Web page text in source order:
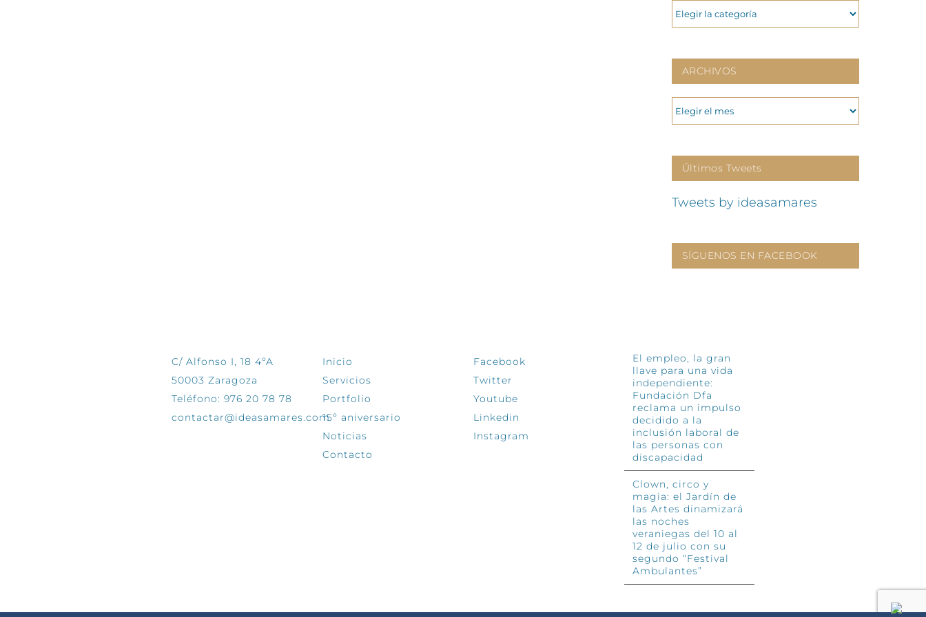
CATEGORIAS
ARCHIVOS
ARCHIVOS
Últimos Tweets
Tweets by ideasamares
SÍGUENOS EN FACEBOOK
C/ Alfonso I, 18 4ºA
50003 Zaragoza
Teléfono: 976 20 78 78
contactar@ideasamares.com
Inicio
Servicios
Portfolio
15º aniversario
Noticias
Contacto
Facebook
Twitter
Youtube
Linkedin
Instagram
El empleo, la gran
llave para una vida
independiente:
Fundación Dfa
reclama un impulso
decidido a la
inclusión laboral de
las personas con
discapacidad
Clown, circo y
magia: el Jardín de
las Artes dinamizará
las noches
veraniegas del 10 al
12 de julio con su
segundo “Festival
Ambulantes”